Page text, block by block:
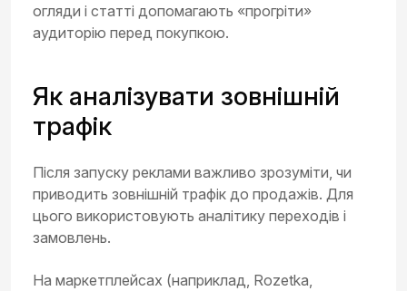
огляди і статті допомагають «прогріти»
аудиторію перед покупкою.
Як аналізувати зовнішній
трафік
Після запуску реклами важливо зрозуміти, чи
приводить зовнішній трафік до продажів. Для
цього використовують аналітику переходів і
замовлень.
На маркетплейсах (наприклад, Rozetka,